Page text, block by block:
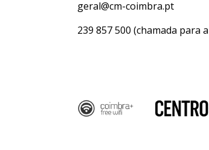
geral@cm-coimbra.pt
239 857 500 (chamada para